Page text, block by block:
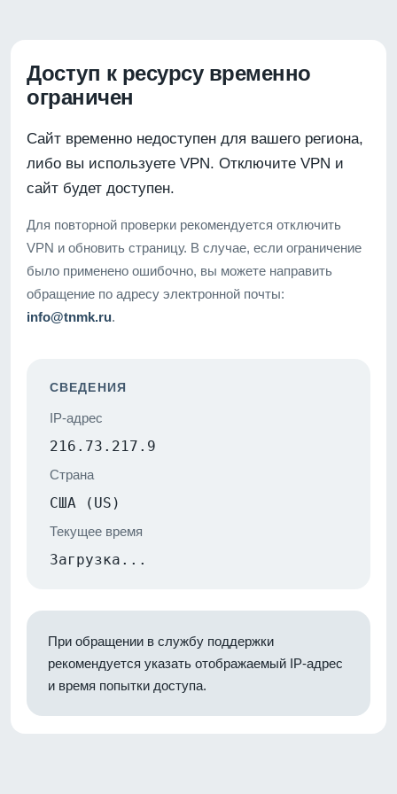
Доступ к ресурсу временно
ограничен
Сайт временно недоступен для вашего региона,
либо вы используете VPN. Отключите VPN и
сайт будет доступен.
Для повторной проверки рекомендуется отключить
VPN и обновить страницу. В случае, если ограничение
было применено ошибочно, вы можете направить
обращение по адресу электронной почты:
info@tnmk.ru.
СВЕДЕНИЯ
IP-адрес
216.73.217.9
Страна
США (US)
Текущее время
Загрузка...
При обращении в службу поддержки
рекомендуется указать отображаемый IP-адрес
и время попытки доступа.